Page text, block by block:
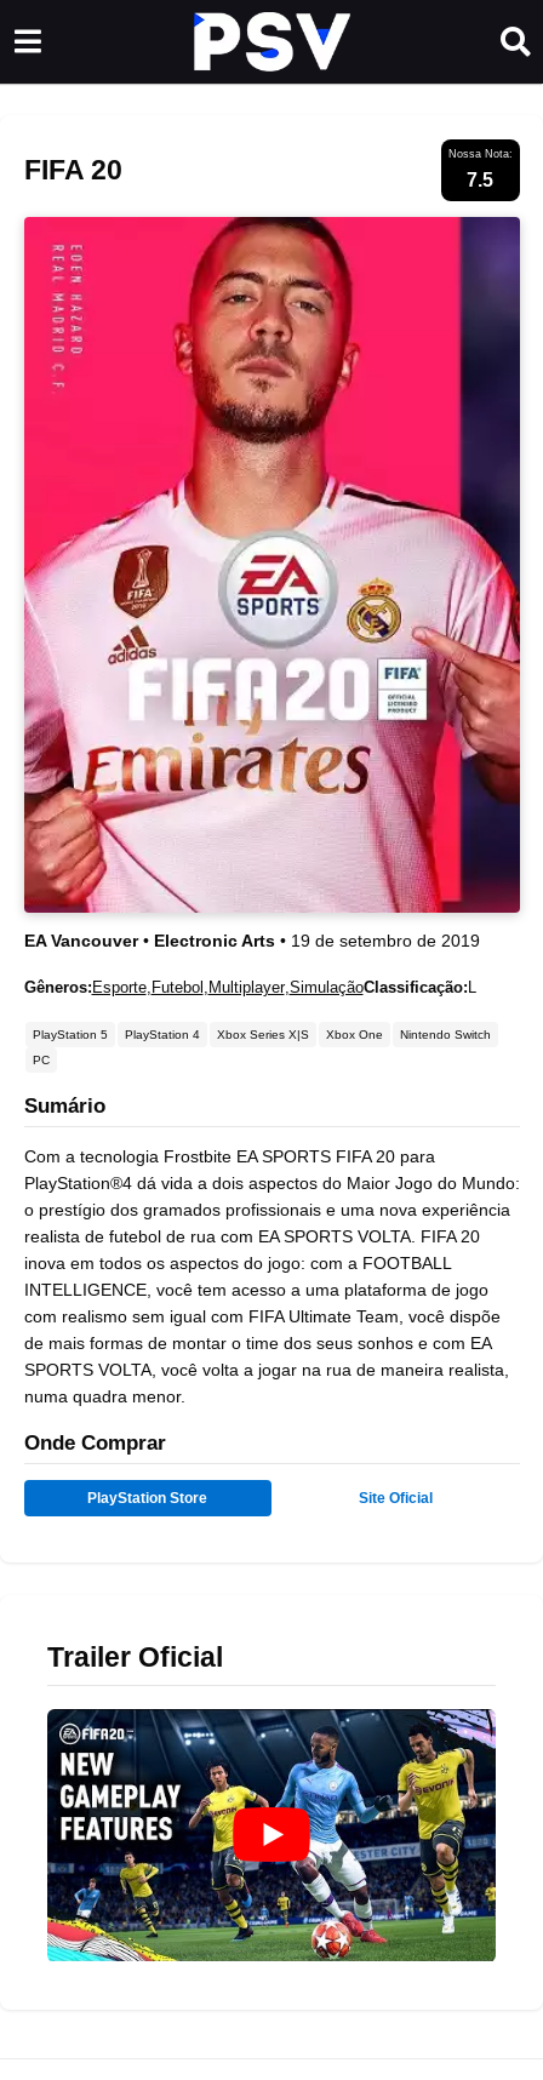
FIFA 20
Nossa Nota:
7.5
EA Vancouver• Electronic Arts• 19 de setembro de 2019
Gêneros: Esporte, Futebol , Multiplayer,SimulaçãoClassificação: L
PlayStation 5 PlayStation 4 Xbox Series X|S Xbox One
Nintendo Switch
PC
Sumário
Com a tecnologia Frostbite EA SPORTS FIFA 20 para
PlayStation®4 dá vida a dois aspectos do Maior Jogo do Mundo:
o prestígio dos gramados profissionais e uma nova experiência
realista de futebol de rua com EA SPORTS VOLTA. FIFA 20
inova em todos os aspectos do jogo: com a FOOTBALL
INTELLIGENCE, você tem acesso a uma plataforma de jogo
com realismo sem igual com FIFA Ultimate Team, você dispõe
de mais formas de montar o time dos seus sonhos e com EA
SPORTS VOLTA, você volta a jogar na rua de maneira realista,
numa quadra menor.
Onde Comprar
PlayStation Store Site Oficial
Trailer Oficial